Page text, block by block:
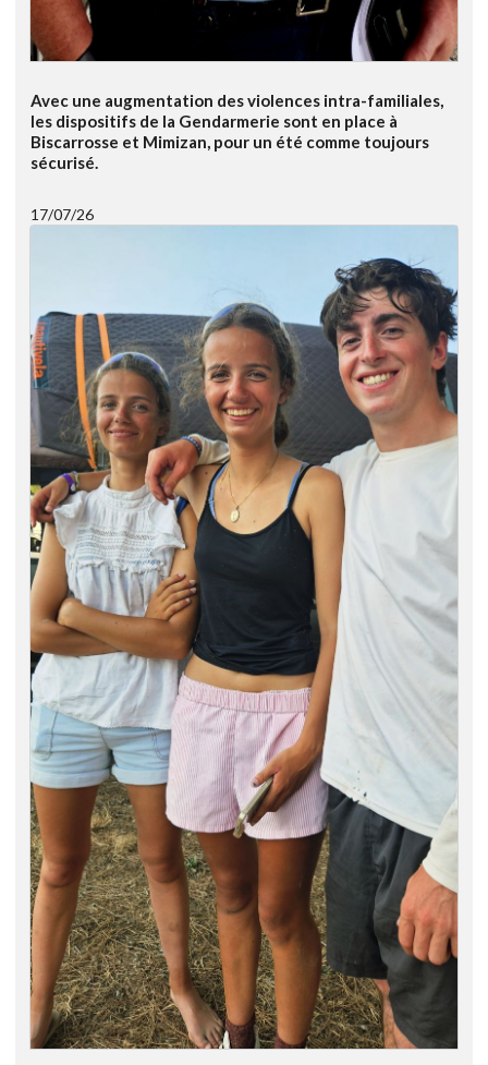
Avec une augmentation des violences intra-familiales,
les dispositifs de la Gendarmerie sont en place à
Biscarrosse et Mimizan, pour un été comme toujours
sécurisé.
17/07/26